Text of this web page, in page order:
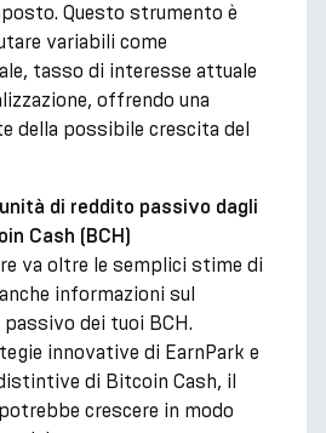
Questo strumento è
variabili come
tasso di interesse attuale
offrendo una
della possibile crescita del
di reddito passivo dagli
Cash (BCH)
va oltre le semplici stime di
informazioni sul
dei tuoi BCH.
innovative di EarnPark e
di Bitcoin Cash, il
crescere in modo